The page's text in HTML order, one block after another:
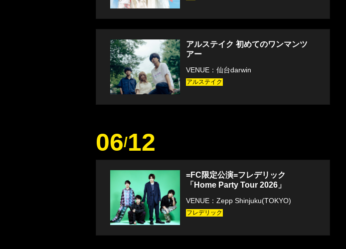
アルステイク 初めてのワンマンツ
アー
VENUE：仙台darwin
アルステイク
06/12
=FC限定公演=フレデリック
「Home Party Tour 2026」
VENUE：Zepp Shinjuku(TOKYO)
フレデリック